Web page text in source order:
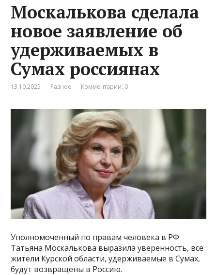
Москалькова сделала
новое заявление об
удерживаемых в
Сумах россиянах
13.10.2025 Разное Комментарии: 0
Уполномоченный по правам человека в РФ
Татьяна Москалькова выразила уверенность, все
жители Курской области, удерживаемые в Сумах,
будут возвращены в Россию.